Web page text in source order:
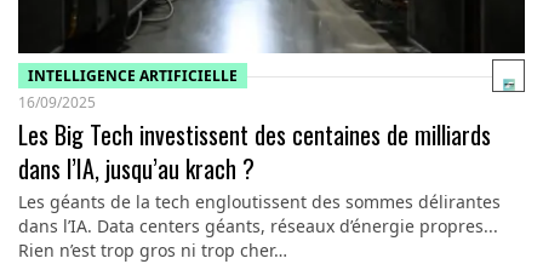
INTELLIGENCE ARTIFICIELLE
16/09/2025
Les Big Tech investissent des centaines de milliards
dans l’IA, jusqu’au krach ?
Les géants de la tech engloutissent des sommes délirantes
dans l’IA. Data centers géants, réseaux d’énergie propres...
Rien n’est trop gros ni trop cher…